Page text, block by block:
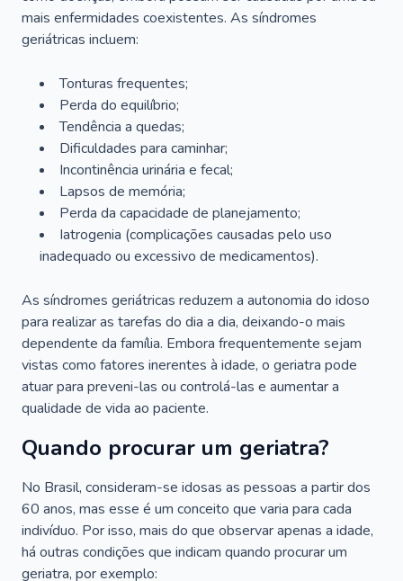
mais enfermidades coexistentes. As síndromes
geriátricas incluem:
Tonturas frequentes;
Perda do equilíbrio;
Tendência a quedas;
Dificuldades para caminhar;
Incontinência urinária e fecal;
Lapsos de memória;
Perda da capacidade de planejamento;
Iatrogenia (complicações causadas pelo uso
inadequado ou excessivo de medicamentos).
As síndromes geriátricas reduzem a autonomia do idoso
para realizar as tarefas do dia a dia, deixando-o mais
dependente da família. Embora frequentemente sejam
vistas como fatores inerentes à idade, o geriatra pode
atuar para preveni-las ou controlá-las e aumentar a
qualidade de vida ao paciente.
Quando procurar um geriatra?
No Brasil, consideram-se idosas as pessoas a partir dos
60 anos, mas esse é um conceito que varia para cada
indivíduo. Por isso, mais do que observar apenas a idade,
há outras condições que indicam quando procurar um
geriatra, por exemplo: